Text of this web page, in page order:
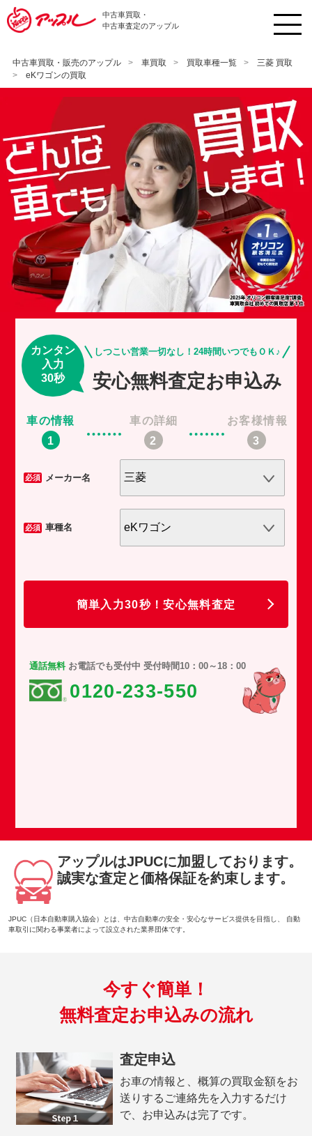
中古車買取・
中古車査定のアップル
中古車買取・販売のアップル 車買取 買取車種一覧
三菱 買取
eKワゴンの買取
カンタン
入力
30秒
しつこい営業一切なし！24時間いつでもＯＫ♪
安心無料査定お申込み
車の情報 車の詳細 お客様情報
必須 メーカー名
必須 車種名
簡単入力30秒！安心無料査定
通話無料お電話でも受付中 受付時間10：00～18：00
0120-233-550
アップルはJPUCに加盟しております。
誠実な査定と価格保証を約束します。
JPUC（日本自動車購入協会）とは、中古自動車の安全・安心なサービス提供を目指し、 自動
車取引に関わる事業者によって設立された業界団体です。
今すぐ簡単！
無料査定お申込みの流れ
査定申込
お車の情報と、概算の買取金額をお
送りするご連絡先を入力するだけ
で、お申込みは完了です。